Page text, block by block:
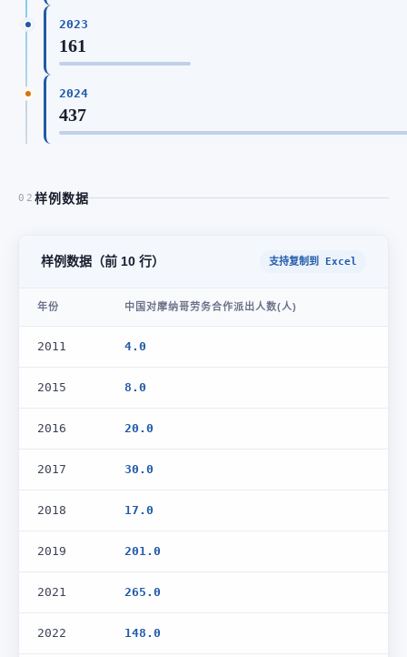
2023
161
2024
437
02 样例数据
样例数据（前 10 行） 支持复制到 Excel
年份 中国对摩纳哥劳务合作派出人数(人)
2011 4.0
2015 8.0
2016 20.0
2017 30.0
2018 17.0
2019 201.0
2021 265.0
2022 148.0